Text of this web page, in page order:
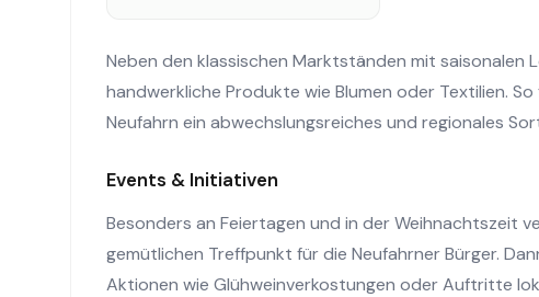
Neben den klassischen Marktständen mit
handwerkliche Produkte wie Blumen oder Textilien.
Neufahrn ein abwechslungsreiches und regionales
Events & Initiativen
Besonders an Feiertagen und in der Weihnachtszeit
gemütlichen Treffpunkt für die Neufahrner Bürger.
Aktionen wie Glühweinverkostungen oder Auftritte